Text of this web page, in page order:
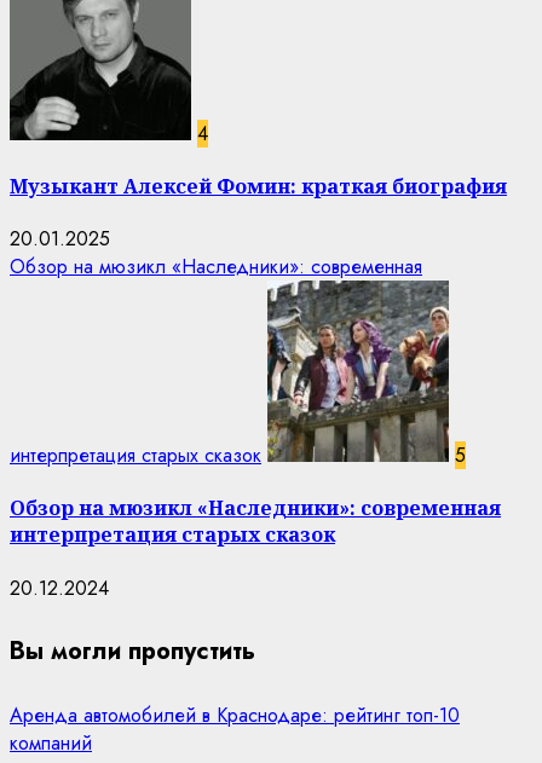
4
Музыкант Алексей Фомин: краткая биография
20.01.2025
Обзор на мюзикл «Наследники»: современная
интерпретация старых сказок 5
Обзор на мюзикл «Наследники»: современная
интерпретация старых сказок
20.12.2024
Вы могли пропустить
Аренда автомобилей в Краснодаре: рейтинг топ-10
компаний